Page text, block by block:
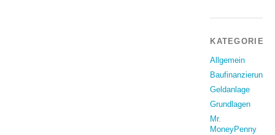
KATEGORIEN
Allgemein
Baufinanzierung
Geldanlage
Grundlagen
Mr.
MoneyPenny